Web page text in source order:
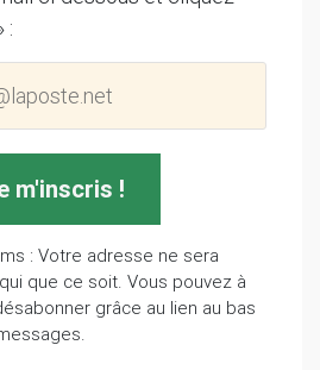
:
: Votre adresse ne sera
que ce soit. Vous pouvez à
grâce au lien au bas